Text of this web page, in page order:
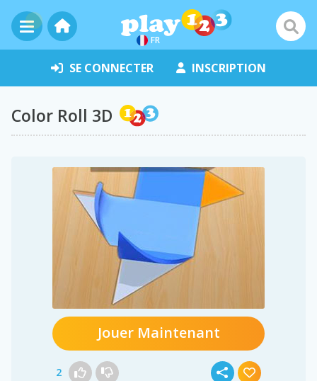
FR
SE CONNECTER INSCRIPTION
Color Roll 3D
Jouer Maintenant
2